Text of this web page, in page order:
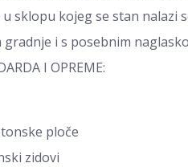
sklopu kojeg se stan
gradnje i s posebnim
I OPREME:
ploče
zidovi